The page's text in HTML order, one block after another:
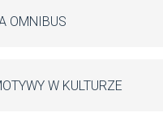
OMNIBUS
W KULTURZE